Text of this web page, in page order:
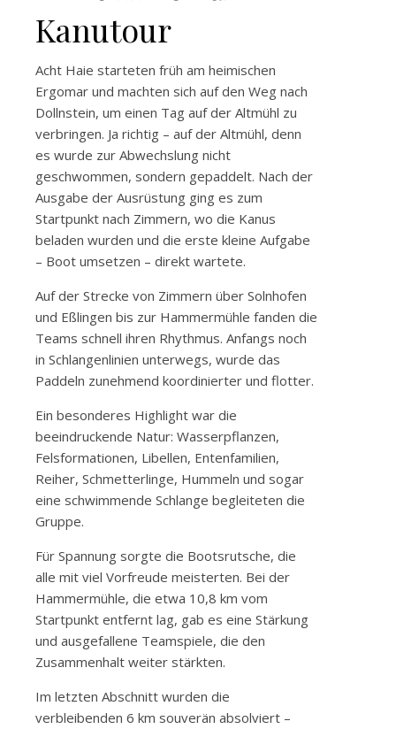
Kanutour
Acht Haie starteten früh am heimischen
Ergomar und machten sich auf den Weg nach
Dollnstein, um einen Tag auf der Altmühl zu
verbringen. Ja richtig – auf der Altmühl, denn
es wurde zur Abwechslung nicht
geschwommen, sondern gepaddelt. Nach der
Ausgabe der Ausrüstung ging es zum
Startpunkt nach Zimmern, wo die Kanus
beladen wurden und die erste kleine Aufgabe
– Boot umsetzen – direkt wartete.
Auf der Strecke von Zimmern über Solnhofen
und Eßlingen bis zur Hammermühle fanden die
Teams schnell ihren Rhythmus. Anfangs noch
in Schlangenlinien unterwegs, wurde das
Paddeln zunehmend koordinierter und flotter.
Ein besonderes Highlight war die
beeindruckende Natur: Wasserpflanzen,
Felsformationen, Libellen, Entenfamilien,
Reiher, Schmetterlinge, Hummeln und sogar
eine schwimmende Schlange begleiteten die
Gruppe.
Für Spannung sorgte die Bootsrutsche, die
alle mit viel Vorfreude meisterten. Bei der
Hammermühle, die etwa 10,8 km vom
Startpunkt entfernt lag, gab es eine Stärkung
und ausgefallene Teamspiele, die den
Zusammenhalt weiter stärkten.
Im letzten Abschnitt wurden die
verbleibenden 6 km souverän absolviert –